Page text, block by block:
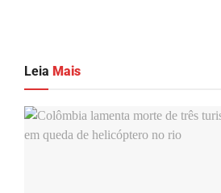
Leia Mais